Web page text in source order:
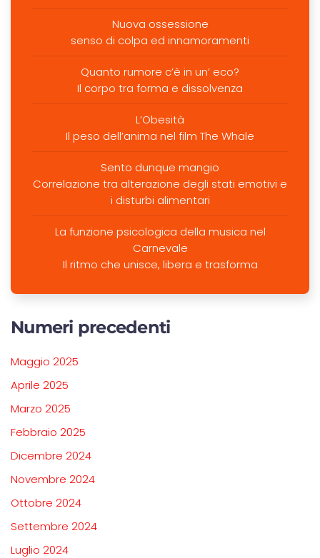
Nuova ossessione
senso di colpa ed innamoramenti
Quanto rumore c’è in un’ eco?
Il corpo tra forma e dissolvenza
L’Obesità
Il peso dell’anima nel film The Whale
Sento dunque mangio
Correlazione tra alterazione degli stati emotivi e
i disturbi alimentari
La funzione psicologica della musica nel
Carnevale
Il ritmo che unisce, libera e trasforma
Numeri precedenti
Maggio 2025
Aprile 2025
Marzo 2025
Febbraio 2025
Dicembre 2024
Novembre 2024
Ottobre 2024
Settembre 2024
Luglio 2024